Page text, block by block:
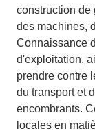
construction de
des machines,
Connaissance
d'exploitation,
prendre contre
du transport et
encombrants.
locales en